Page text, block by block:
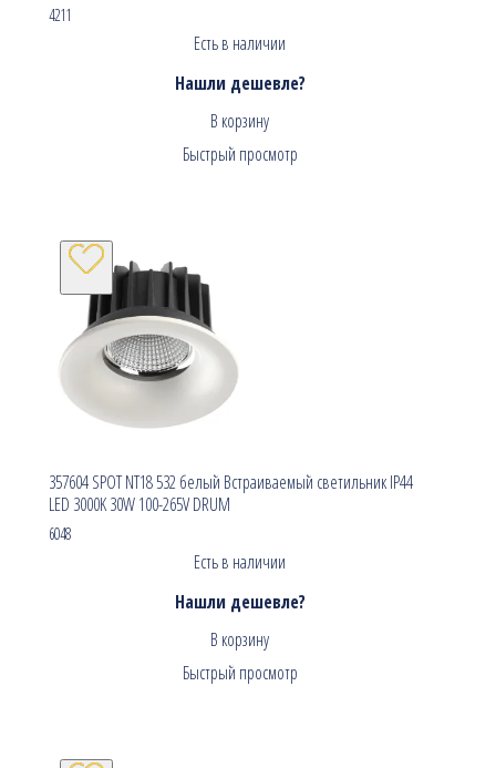
4211
Есть в наличии
Нашли дешевле?
В корзину
Быстрый просмотр
357604 SPOT NT18 532 белый Встраиваемый светильник IP44
LED 3000K 30W 100-265V DRUM
6048
Есть в наличии
Нашли дешевле?
В корзину
Быстрый просмотр